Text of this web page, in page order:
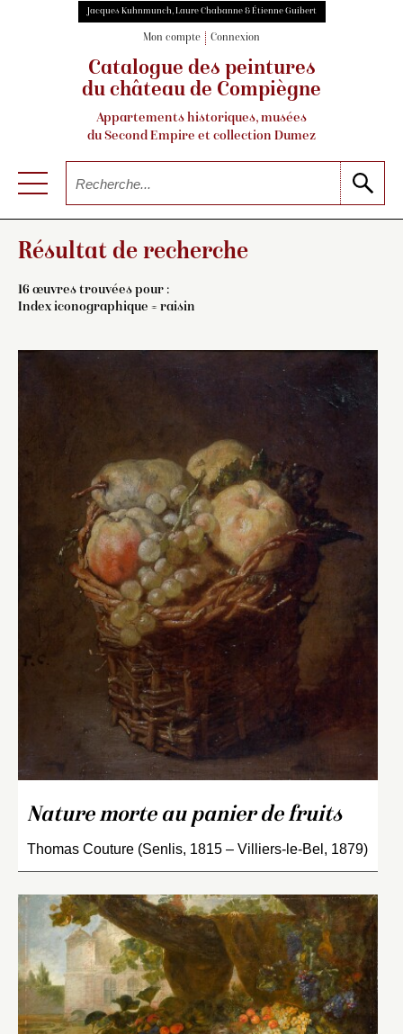
Jacques Kuhnmunch, Laure Chabanne & Étienne Guibert
Mon compte Connexion
Catalogue des peintures
du château de Compiègne
Appartements historiques, musées
du Second Empire et collection Dumez
Résultat de recherche
16 œuvres trouvées pour :
Index iconographique = raisin
Nature morte au panier de fruits
Thomas Couture (Senlis, 1815 – Villiers-le-Bel, 1879)